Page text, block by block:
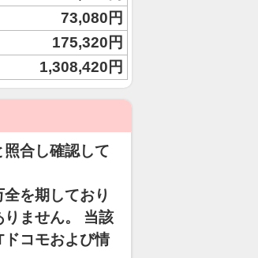
73,080円
175,320円
1,308,420円
合し確認して
を期しており
ません。 当該
コモおよび情